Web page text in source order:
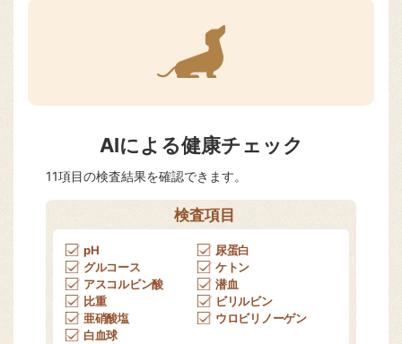
AIによる健康チェック
11項目の検査結果を確認できます。
検査項目
pH
尿蛋白
グルコース
ケトン
アスコルビン酸
潜血
比重
ビリルビン
亜硝酸塩
ウロビリノーゲン
白血球